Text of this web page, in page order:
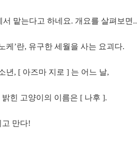
서 맡는다고 하네요. 개요를 살펴보면..
케’란, 유구한 세월을 사는 요괴다.
년, [ 아즈마 지로 ] 는 어느 날,
힌 고양이의 이름은 [ 나후 ].
만다!